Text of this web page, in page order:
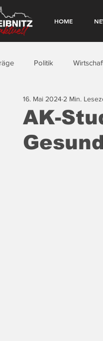
HOME
Politik
AK-
16. Mai 2024 2 Min.